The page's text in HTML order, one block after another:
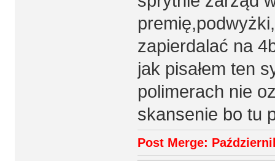
zapierdalać na
jak pisałem ten
polimerach nie
skansenie bo tu
Post Merge: